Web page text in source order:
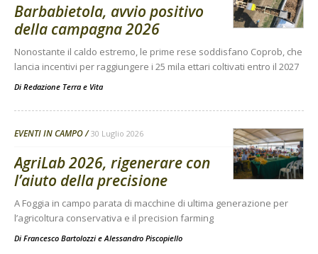
Barbabietola, avvio positivo
della campagna 2026
Nonostante il caldo estremo, le prime rese soddisfano Coprob, che
lancia incentivi per raggiungere i 25 mila ettari coltivati entro il 2027
Di Redazione Terra e Vita
EVENTI IN CAMPO 30 Luglio 2026
AgriLab 2026, rigenerare con
l’aiuto della precisione
A Foggia in campo parata di macchine di ultima generazione per
l’agricoltura conservativa e il precision farming
Di Francesco Bartolozzi e Alessandro Piscopiello